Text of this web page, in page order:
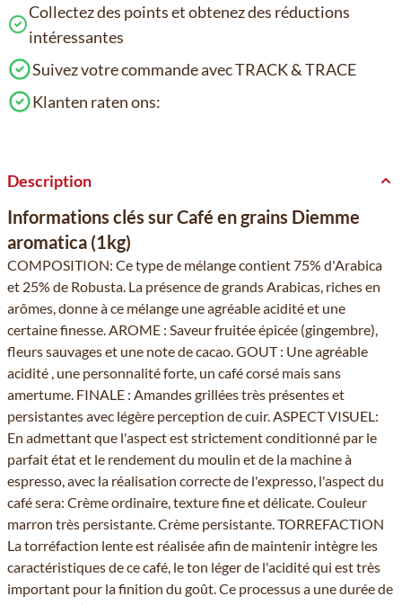
Collectez des points et obtenez des réductions
intéressantes
Suivez votre commande avec TRACK & TRACE
Klanten raten ons:
Description
Informations clés sur Café en grains Diemme
aromatica (1kg)
COMPOSITION: Ce type de mélange contient 75% d'Arabica
et 25% de Robusta. La présence de grands Arabicas, riches en
arômes, donne à ce mélange une agréable acidité et une
certaine finesse. AROME : Saveur fruitée épicée (gingembre),
fleurs sauvages et une note de cacao. GOUT : Une agréable
acidité , une personnalité forte, un café corsé mais sans
amertume. FINALE : Amandes grillées très présentes et
persistantes avec légère perception de cuir. ASPECT VISUEL:
En admettant que l'aspect est strictement conditionné par le
parfait état et le rendement du moulin et de la machine à
espresso, avec la réalisation correcte de l'expresso, l'aspect du
café sera: Crème ordinaire, texture fine et délicate. Couleur
marron très persistante. Crème persistante. TORREFACTION
La torréfaction lente est réalisée afin de maintenir intègre les
caractéristiques de ce café, le ton léger de l'acidité qui est très
important pour la finition du goût. Ce processus a une durée de